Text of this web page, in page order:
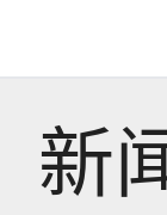
新